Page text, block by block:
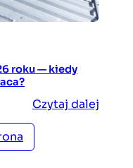
roku — kiedy
Czytaj dalej